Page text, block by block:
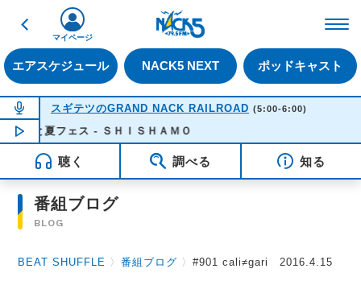
戻る
エアスケジュール NACK5 NEXT ポッドキャスト
マイページ
NOW ON AIR
スギテツのGRAND NACK RAILROAD (5:00-6:00)
NOW PLAYING 05:05
と夏フェス - ＳＨＩＳＨＡＭＯ
聴く 調べる 知る
番組ブログ
BLOG
BEAT SHUFFLE 〉番組ブログ 〉#901 cali≠gari 2016.4.15